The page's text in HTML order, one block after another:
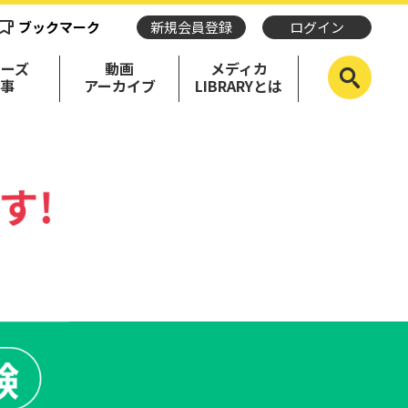
ブックマーク 新規会員登録 ログイン
ズ 動画
アーカイブ
メディカ
LIBRARYとは